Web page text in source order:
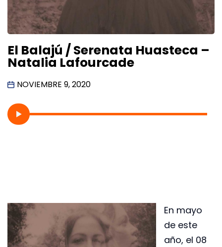
El Balajú / Serenata Huasteca –
Natalia Lafourcade
NOVIEMBRE 9, 2020
En mayo
de este
año, el 08